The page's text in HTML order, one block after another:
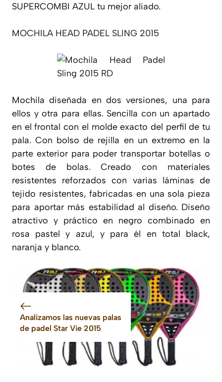
SUPERCOMBI AZUL tu mejor aliado.
MOCHILA HEAD PADEL SLING 2015
Mochila diseñada en dos versiones, una para
ellos y otra para ellas. Sencilla con un apartado
en el frontal con el molde exacto del perfil de tu
pala. Con bolso de rejilla en un extremo en la
parte exterior para poder transportar botellas o
botes de bolas. Creado con materiales
resistentes reforzados con varias láminas de
tejido resistentes, fabricadas en una sola pieza
para aportar más estabilidad al diseño. Diseño
atractivo y práctico en negro combinado en
rosa pastel y azul, y para él en total black,
naranja y blanco.
Analizamos las nuevas palas
de padel Star Vie 2015